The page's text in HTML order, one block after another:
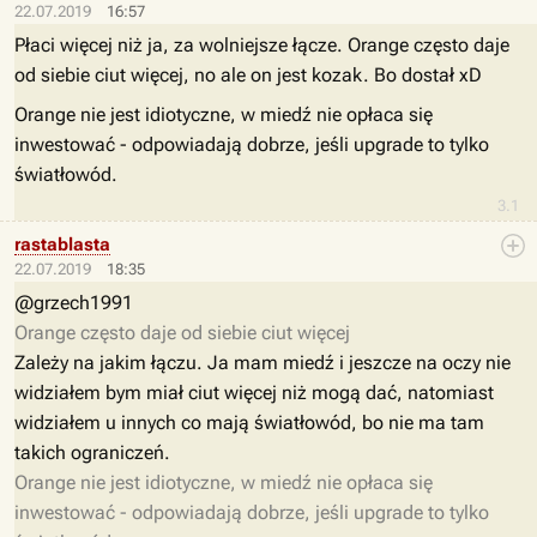
22.07.2019 16:57
3.1
Płaci więcej niż ja, za wolniejsze łącze. Orange często daje
od siebie ciut więcej, no ale on jest kozak. Bo dostał xD
Orange nie jest idiotyczne, w miedź nie opłaca się
inwestować - odpowiadają dobrze, jeśli upgrade to tylko
światłowód.
22.07.2019 18:35
rastablasta
@grzech1991
Orange często daje od siebie ciut więcej
Zależy na jakim łączu. Ja mam miedź i jeszcze na oczy nie
widziałem bym miał ciut więcej niż mogą dać, natomiast
widziałem u innych co mają światłowód, bo nie ma tam
takich ograniczeń.
Orange nie jest idiotyczne, w miedź nie opłaca się
inwestować - odpowiadają dobrze, jeśli upgrade to tylko